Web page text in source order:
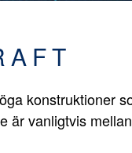
konstruktioner
är vanligtvis